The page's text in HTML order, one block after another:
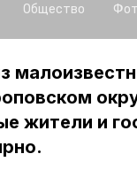
Общество
жители и